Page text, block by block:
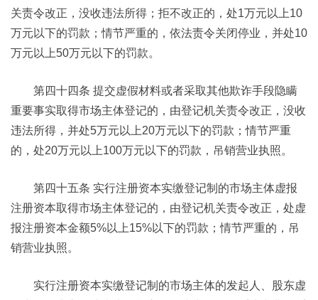
关责令改正，没收违法所得；拒不改正的，处1万元以上10
万元以下的罚款；情节严重的，依法责令关闭停业，并处10
万元以上50万元以下的罚款。
第四十四条 提交虚假材料或者采取其他欺诈手段隐瞒
重要事实取得市场主体登记的，由登记机关责令改正，没收
违法所得，并处5万元以上20万元以下的罚款；情节严重
的，处20万元以上100万元以下的罚款，吊销营业执照。
第四十五条 实行注册资本实缴登记制的市场主体虚报
注册资本取得市场主体登记的，由登记机关责令改正，处虚
报注册资本金额5%以上15%以下的罚款；情节严重的，吊
销营业执照。
实行注册资本实缴登记制的市场主体的发起人、股东虚